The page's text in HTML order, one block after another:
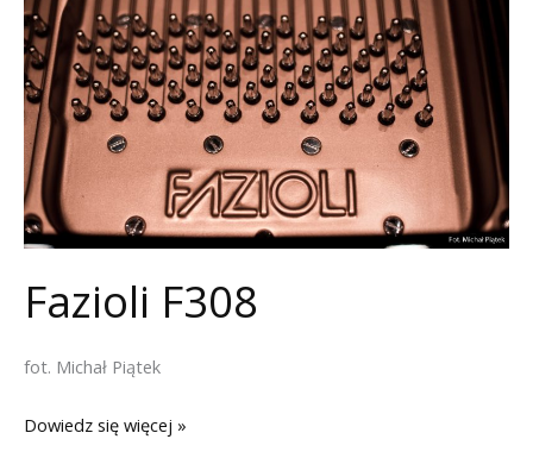
Fazioli F308
fot. Michał Piątek
Fazioli
Dowiedz się więcej »